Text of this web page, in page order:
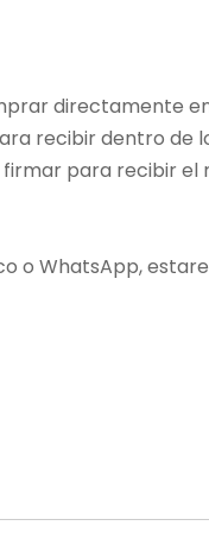
directamente
recibir dentro de
para recibir
o WhatsApp,